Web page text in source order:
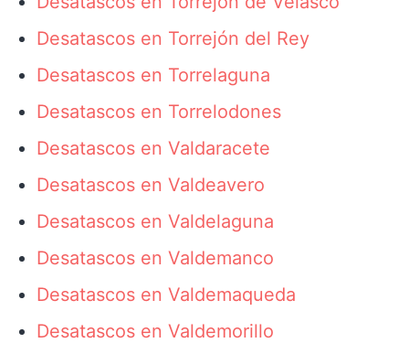
Desatascos en Torrejón del Rey
Desatascos en Torrelaguna
Desatascos en Torrelodones
Desatascos en Valdaracete
Desatascos en Valdeavero
Desatascos en Valdelaguna
Desatascos en Valdemanco
Desatascos en Valdemaqueda
Desatascos en Valdemorillo